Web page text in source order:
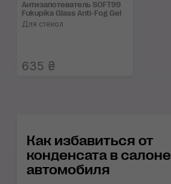
Антизапотеватель SOFT99
Fukupika Glass Anti-Fog Gel
Для стёкол
635 ₴
Как избавиться от
конденсата в салоне
автомобиля